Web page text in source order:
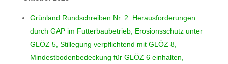
Grünland Rundschreiben Nr. 2: Herausforderungen
durch GAP im Futterbaubetrieb, Erosionsschutz unter
GLÖZ 5, Stillegung verpflichtend mit GLÖZ 8,
Mindestbodenbedeckung für GLÖZ 6 einhalten,